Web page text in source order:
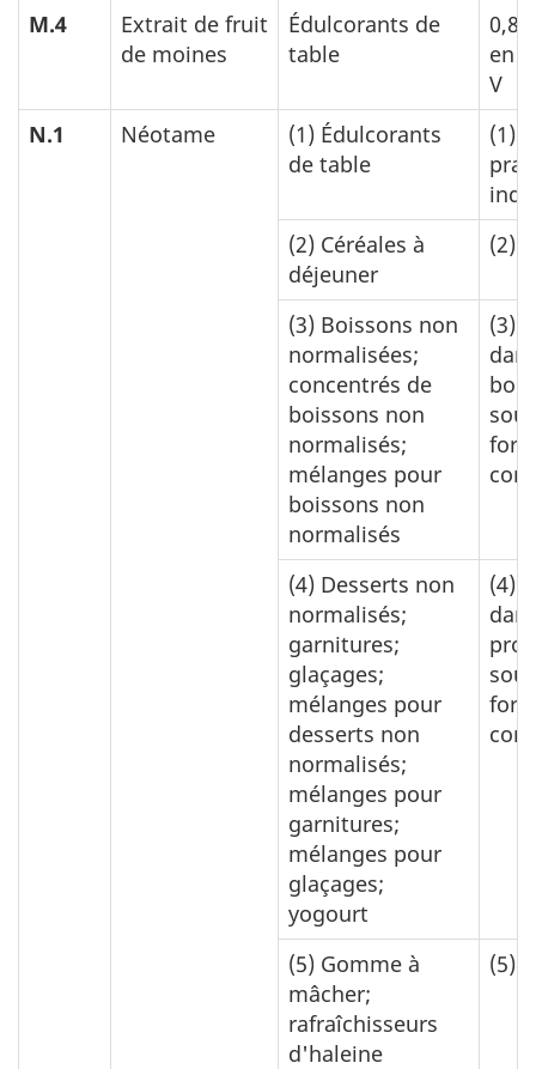
M.4
Extrait de fruit
de moines
Édulcorants de
table
0,8
en
V
N.1
Néotame (1) Édulcorants
de table
(1)
(2) Céréales à
déjeuner
(2)
(3) Boissons non
normalisées;
concentrés de
boissons non
normalisés;
mélanges pour
boissons non
normalisés
(3)
(4) Desserts non
normalisés;
garnitures;
glaçages;
mélanges pour
desserts non
normalisés;
mélanges pour
garnitures;
mélanges pour
glaçages;
yogourt
(4)
(5) Gomme à
mâcher;
rafraîchisseurs
d'haleine
(5)